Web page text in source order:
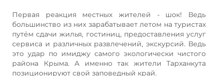
Первая реакция местных жителей - шок! Ведь
большинство из них зарабатывает летом на туристах
путём сдачи жилья, гостиниц, предоставления услуг
сервиса и различных развлечений, экскурсий. Ведь
это удар по имиджу самого экологически чистого
района Крыма. А именно так жители Тарханкута
позиционируют свой заповедный край.